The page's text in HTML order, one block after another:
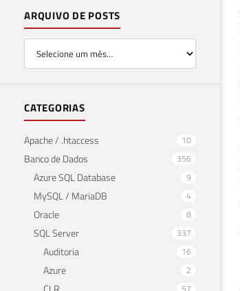
ARQUIVO DE POSTS
CATEGORIAS
Apache / .htaccess 10
Banco de Dados 356
Azure SQL Database 9
MySQL / MariaDB 4
Oracle 8
SQL Server 337
Auditoria 16
Azure 2
57